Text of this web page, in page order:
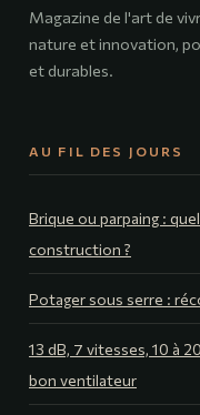
Magazine de l'art de
nature et innovation,
et durables.
AU FIL DES JOURS
Brique ou parpaing :
construction ?
Potager sous serre :
13 dB, 7 vitesses, 10 à
bon ventilateur